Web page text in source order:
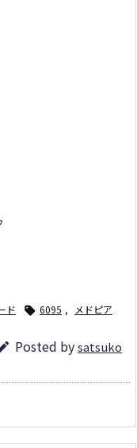
ド  6095 , メドピア
Posted bysatsuko